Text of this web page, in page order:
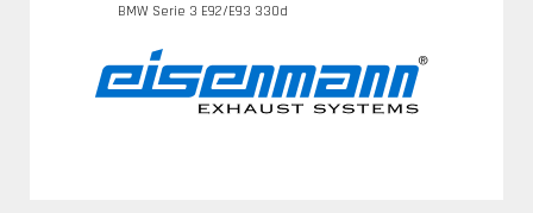
BMW Serie 3 E92/E93 330d